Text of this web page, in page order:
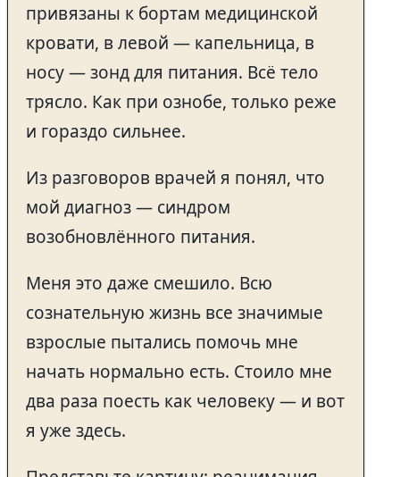
привязаны к бортам медицинской
кровати, в левой — капельница, в
носу — зонд для питания. Всё тело
трясло. Как при ознобе, только реже
и гораздо сильнее.
Из разговоров врачей я понял, что
мой диагноз — синдром
возобновлённого питания.
Меня это даже смешило. Всю
сознательную жизнь все значимые
взрослые пытались помочь мне
начать нормально есть. Стоило мне
два раза поесть как человеку — и вот
я уже здесь.